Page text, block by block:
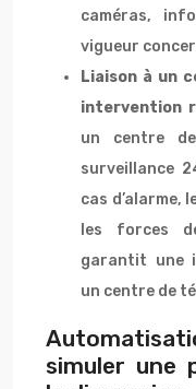
caméras,
vigueur
Liaison à un
intervention
un centre
surveillance
cas d’alarme,
les forces
garantit une
un centre de
simuler une